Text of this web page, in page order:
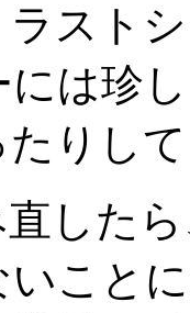
スト
には珍
りし
した
こと